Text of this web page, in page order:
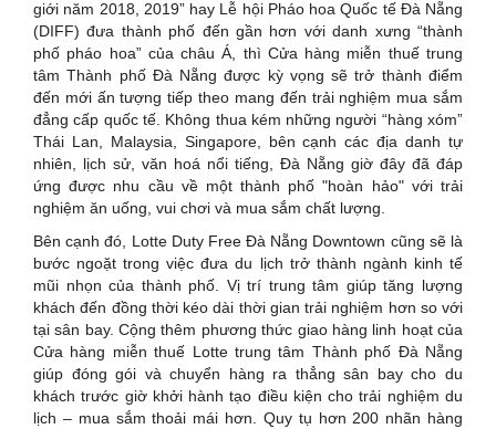
giới năm 2018, 2019” hay Lễ hội Pháo hoa Quốc tế Đà Nẵng
(DIFF) đưa thành phố đến gần hơn với danh xưng “thành
phố pháo hoa” của châu Á, thì Cửa hàng miễn thuế trung
tâm Thành phố Đà Nẵng được kỳ vọng sẽ trở thành điểm
đến mới ấn tượng tiếp theo mang đến trải nghiệm mua sắm
đẳng cấp quốc tế. Không thua kém những người “hàng xóm”
Thái Lan, Malaysia, Singapore, bên cạnh các địa danh tự
nhiên, lịch sử, văn hoá nổi tiếng, Đà Nẵng giờ đây đã đáp
ứng được nhu cầu về một thành phố "hoàn hảo" với trải
nghiệm ăn uống, vui chơi và mua sắm chất lượng.
Bên cạnh đó, Lotte Duty Free Đà Nẵng Downtown cũng sẽ là
bước ngoặt trong việc đưa du lịch trở thành ngành kinh tế
mũi nhọn của thành phố. Vị trí trung tâm giúp tăng lượng
khách đến đồng thời kéo dài thời gian trải nghiệm hơn so với
tại sân bay. Cộng thêm phương thức giao hàng linh hoạt của
Cửa hàng miễn thuế Lotte trung tâm Thành phố Đà Nẵng
giúp đóng gói và chuyển hàng ra thẳng sân bay cho du
khách trước giờ khởi hành tạo điều kiện cho trải nghiệm du
lịch – mua sắm thoải mái hơn. Quy tụ hơn 200 nhãn hàng